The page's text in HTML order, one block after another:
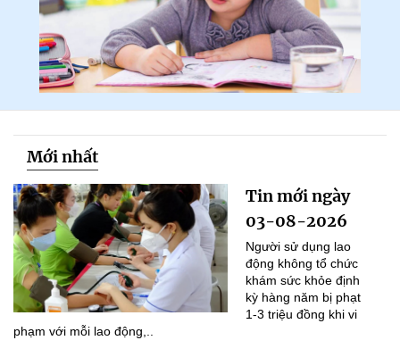
Mới nhất
Tin mới ngày
03-08-2026
Người sử dụng lao
động không tổ chức
khám sức khỏe định
kỳ hàng năm bị phạt
1-3 triệu đồng khi vi
phạm với mỗi lao động,..